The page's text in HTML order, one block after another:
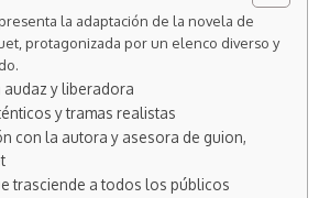
la adaptación de la novela de
protagonizada por un elenco diverso y
y liberadora
y tramas realistas
con la autora y asesora de guion,
trasciende a todos los públicos